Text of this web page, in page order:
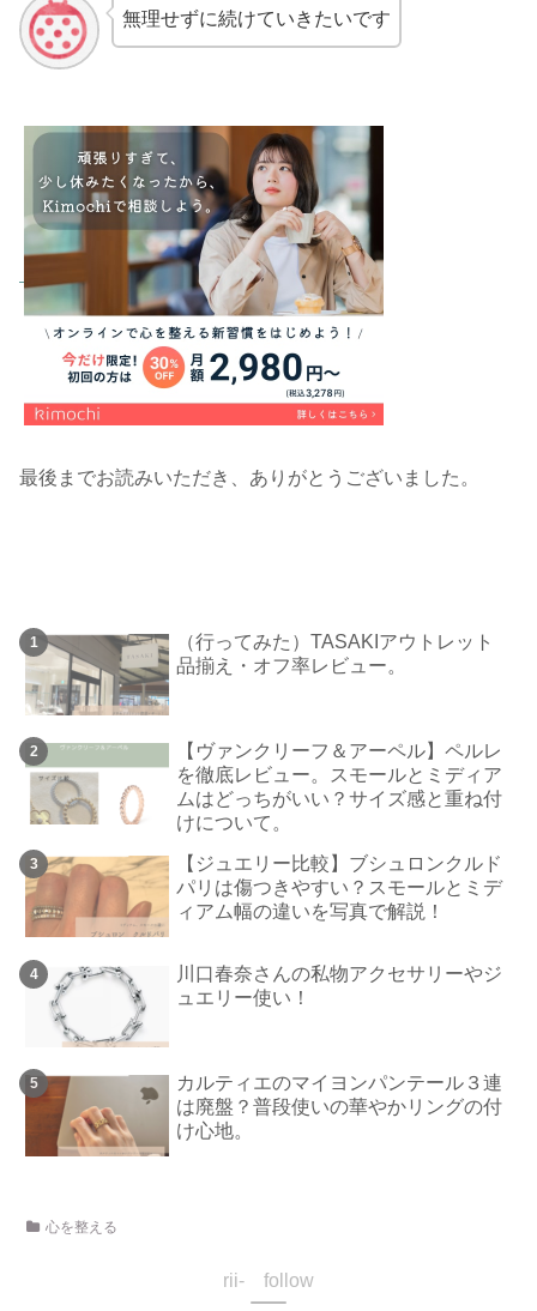
無理せずに続けていきたいです
最後までお読みいただき、ありがとうございました。
（行ってみた）TASAKIアウトレット
品揃え・オフ率レビュー。
【ヴァンクリーフ＆アーペル】ペルレ
を徹底レビュー。スモールとミディア
ムはどっちがいい？サイズ感と重ね付
けについて。
【ジュエリー比較】ブシュロンクルド
パリは傷つきやすい？スモールとミデ
ィアム幅の違いを写真で解説！
川口春奈さんの私物アクセサリーやジ
ュエリー使い！
カルティエのマイヨンパンテール３連
は廃盤？普段使いの華やかリングの付
け心地。
心を整える
rii- follow